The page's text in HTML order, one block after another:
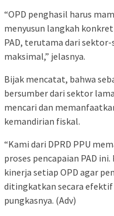
“OPD penghasil harus
menyusun langkah
PAD, terutama dari
maksimal,” jelasnya.
Bijak mencatat, bahwa
bersumber dari sektor
mencari dan
kemandirian fiskal.
“Kami dari DPRD PPU
proses pencapaian PAD
kinerja setiap OPD agar
ditingkatkan secara efektif
pungkasnya. (Adv)